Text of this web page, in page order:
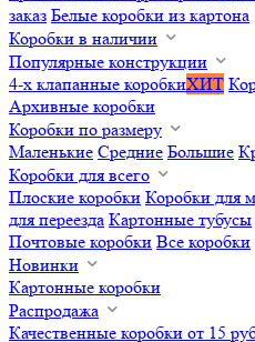
заказ Белые коробки из картона
Коробки в наличии
Популярные конструкции
4-х клапанные коробкиХИТ
Архивные коробки
Коробки по размеру
Маленькие Средние Большие
Коробки для всего
Плоские коробки Коробки для
для переезда Картонные тубусы
Почтовые коробки Все коробки
Новинки
Картонные коробки
Распродажа
Качественные коробки от 15